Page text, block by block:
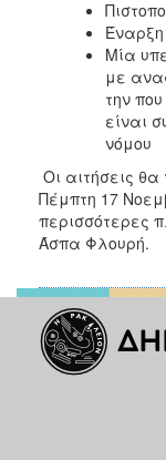
ΗΡΑΚΛΕΙΟ
Μία
με
την
είναι
νόμου
Οι αιτήσεις θα
Πέμπτη 17
περισσότερες
Άσπα Φλουρή.